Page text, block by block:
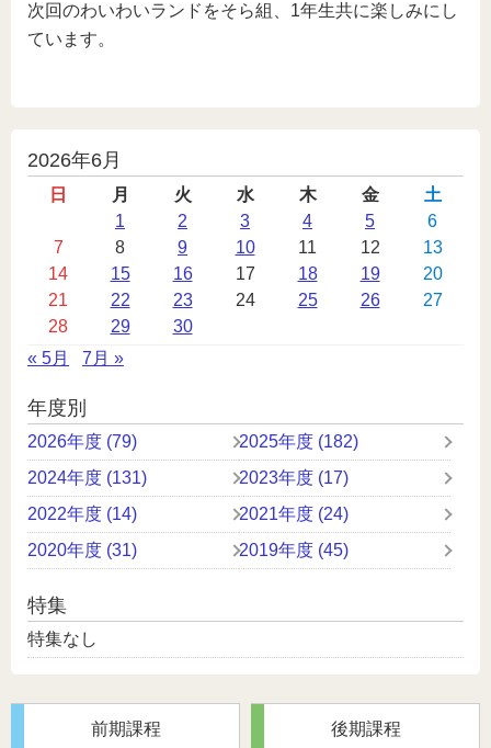
次回のわいわいランドをそら組、1年生共に楽しみにし
ています。
投
2026年6月
日 月 火 水 木 金
土
1
2 3 4 5
6
7
8 9 10 11 12
13
14
15 16 17 18 19
20
21
22 23 24 25 26
27
28
29
30
« 5月
7月 »
年度別
2026年度 (79)
2025年度 (182)
2024年度 (131)
2023年度 (17)
2022年度 (14)
2021年度 (24)
2020年度 (31)
2019年度 (45)
特集
特集なし
前期課程 後期課程